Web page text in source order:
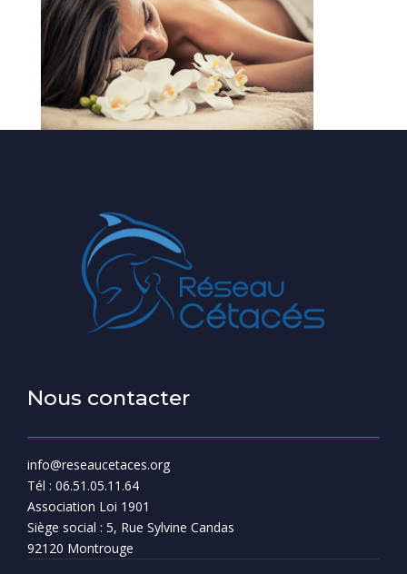
Nous contacter
info@reseaucetaces.org
Tél : 06.51.05.11.64
Association Loi 1901
Siège social : 5, Rue Sylvine Candas
92120 Montrouge